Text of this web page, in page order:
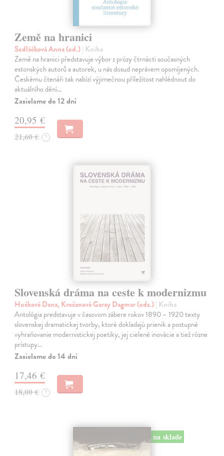
Země na hranici
Sedláčková Anna (ed.)| Kniha
Země na hranici představuje výbor z prózy čtrnácti současných
estonských autorů a autorek, u nás dosud neprávem opomíjených.
Českému čtenáři tak nabízí výjimečnou příležitost nahlédnout do
aktuálního dění…
Zasielame do 12 dní
20,95 €
21,60 € ?
Slovenská dráma na ceste k modernizmu
Hučková Dana, Kročanová Garay Dagmar (eds.)| Kniha
Antológia predstavuje v časovom zábere rokov 1890 – 1920 texty
slovenskej dramatickej tvorby, ktoré dokladajú prienik a postupné
vyhraňovanie modernistickej poetiky, jej cielené inovácie a tiež rôzne
prístupy…
Zasielame do 14 dní
17,46 €
18,00 € ?
na sklade